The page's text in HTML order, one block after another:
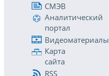
СМЭВ
Аналитический
портал
Видеоматериалы
Карта
сайта
RSS